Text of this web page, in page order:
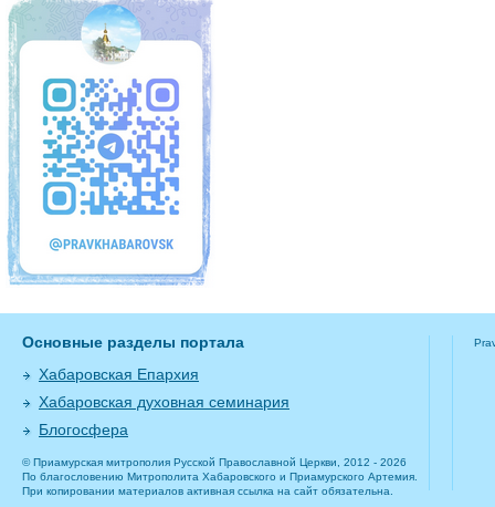
Основные разделы портала
Хабаровская Епархия
Хабаровская духовная семинария
Блогосфера
© Приамурская митрополия Русской Православной Церкви, 2012 - 2026
По благословению Митрополита Хабаровского и Приамурского Артемия.
При копировании материалов активная ссылка на сайт обязательна.